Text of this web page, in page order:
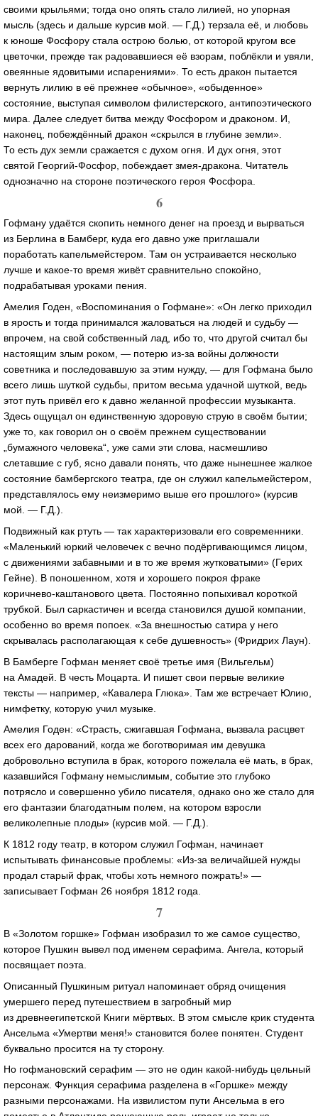
своими крыльями; тогда оно опять стало лилией, но упорная
мысль (здесь и дальше курсив мой. — Г.Д.) терзала её, и любовь
к юноше Фосфору стала острою болью, от которой кругом все
цветочки, прежде так радовавшиеся её взорам, поблёкли и увяли,
овеянные ядовитыми испарениями». То есть дракон пытается
вернуть лилию в её прежнее «обычное», «обыденное»
состояние, выступая символом филистерского, антипоэтического
мира. Далее следует битва между Фосфором и драконом. И,
наконец, побеждённый дракон «скрылся в глубине земли».
То есть дух земли сражается с духом огня. И дух огня, этот
святой Георгий-Фосфор , побеждаетзмея-дракона . Читатель
однозначно на стороне поэтического героя Фосфора.
6
Гофману удаётся скопить немного денег на проезд и вырваться
из Берлина в Бамберг, куда его давно уже приглашали
поработать капельмейстером. Там он устраивается несколько
лучше и какое-то время живёт сравнительно спокойно,
подрабатывая уроками пения.
Амелия Годен, «Воспоминания о Гофмане»: «Он легко приходил
в ярость и тогда принимался жаловаться на людей и судьбу —
впрочем, на свой собственный лад, ибо то, что другой считал бы
настоящим злым роком, — потерю из-за войны должности
советника и последовавшую за этим нужду, — для Гофмана было
всего лишь шуткой судьбы, притом весьма удачной шуткой, ведь
этот путь привёл его к давно желанной профессии музыканта.
Здесь ощущал он единственную здоровую струю в своём бытии;
уже то, как говорил он о своём прежнем существовании
„бумажного человека“, уже сами эти слова, насмешливо
слетавшие с губ, ясно давали понять, что даже нынешнее жалкое
состояние бамбергского театра, где он служил капельмейстером,
представлялось ему неизмеримо выше его прошлого» (курсив
мой. — Г.Д.).
Подвижный как ртуть — так характеризовали его современники.
«Маленький юркий человечек с вечно подёргивающимся лицом,
с движениями забавными и в то же время жутковатыми» (Герих
Гейне). В поношенном, хотя и хорошего покроя фраке
коричнево-каштанового цвета. Постоянно попыхивал короткой
трубкой. Был саркастичен и всегда становился душой компании,
особенно во время попоек. «За внешностью сатира у него
скрывалась располагающая к себе душевность» (Фридрих Лаун).
В Бамберге Гофман меняет своё третье имя (Вильгельм)
на Амадей. В честь Моцарта. И пишет свои первые великие
тексты — например, «Кавалера Глюка». Там же встречает Юлию,
нимфетку, которую учил музыке.
Амелия Годен: «Страсть, сжигавшая Гофмана, вызвала расцвет
всех его дарований, когда же боготворимая им девушка
добровольно вступила в брак, которого пожелала её мать, в брак,
казавшийся Гофману немыслимым, событие это глубоко
потрясло и совершенно убило писателя, однако оно же стало для
его фантазии благодатным полем, на котором взросли
великолепные плоды» (курсив мой. — Г.Д.).
К 1812 году театр, в котором служил Гофман, начинает
испытывать финансовые проблемы: «Из-за величайшей нужды
продал старый фрак, чтобы хоть немного пожрать!» —
записывает Гофман 26 ноября 1812 года.
7
В «Золотом горшке» Гофман изобразил то же самое существо,
которое Пушкин вывел под именем серафима. Ангела, который
посвящает поэта.
Описанный Пушкиным ритуал напоминает обряд очищения
умершего перед путешествием в загробный мир
из древнеегипетской Книги мёртвых. В этом смысле крик студента
Ансельма «Умертви меня!» становится более понятен. Студент
буквально просится на ту сторону.
Но гофмановский серафим — это не один какой-нибудь цельный
персонаж. Функция серафима разделена в «Горшке» между
разными персонажами. На извилистом пути Ансельма в его